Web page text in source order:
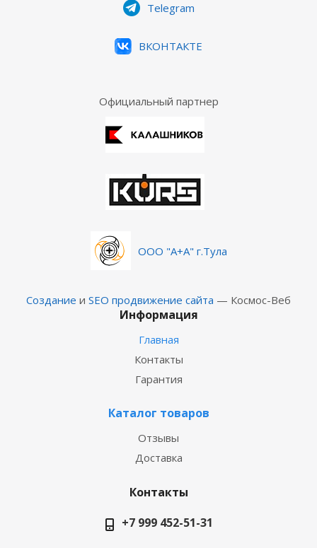
Telegram
ВКОНТАКТЕ
Официальный партнер
ООО "А+А" г.Тула
Создание и SEO продвижение сайта — Космос-Веб
Информация
Главная
Контакты
Гарантия
Каталог товаров
Отзывы
Доставка
Контакты
+7 999 452-51-31